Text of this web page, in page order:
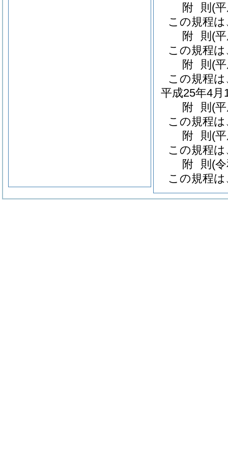
附 則 (
この規程
附 則 (
この規程
附 則 (
この規程
平成25年4
附 則 (
この規程
附 則 (
この規程
附 則 (
この規程